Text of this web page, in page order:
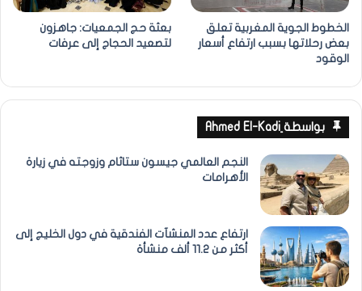
الخطوط الجوية المغربية تعلق
بعض رحلاتها بسبب ارتفاع أسعار
الوقود
بعثة حج الجمعيات: جاهزون
لتصعيد الحجاج إلى عرفات
بواسطة ِAhmed El-Kadi
النجم العالمي جيسون ستاثام وزوجته في زيارة
الأهرامات
ارتفاع عدد المنشآت الفندقية في دول الخليج إلى
أكثر من 11.2 ألف منشأة